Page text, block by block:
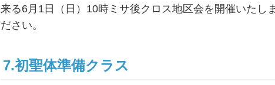
来る6月1日（日）10時ミサ後クロス地区会を開催いたし
ださい。
7.初聖体準備クラス